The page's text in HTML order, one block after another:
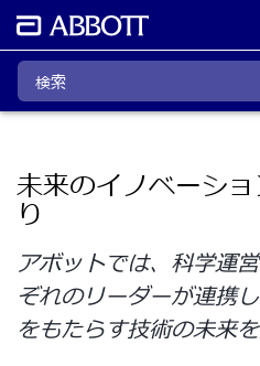
未来のイノベーシ
り
アボットでは、科学運
ぞれのリーダーが連携
をもたらす技術の未来